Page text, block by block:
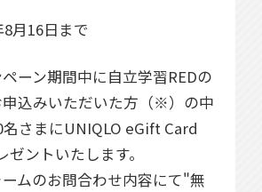
料体験の
問合わせは
8月16日まで
ペーン期間中に自立学習REDの
込みいただいた方（※）の中
さまにUNIQLO eGift Card
ントいたします。
ムのお問合わせ内容にて"無